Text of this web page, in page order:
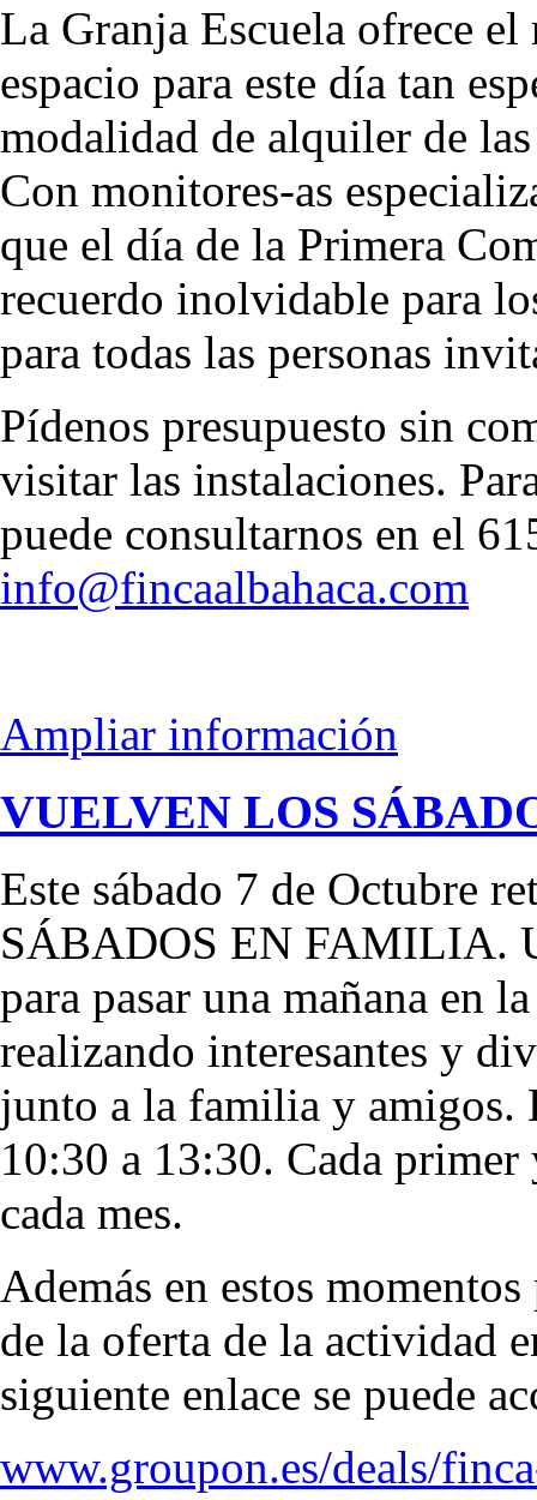
La Granja Escuela ofrece el
espacio para este día tan
modalidad de alquiler de
Con monitores-as
que el día de la Primera
recuerdo inolvidable para
para todas las personas
Pídenos presupuesto sin
visitar las instalaciones.
puede consultarnos en el
info@fincaalbahaca.com
Ampliar información
VUELVEN LOS
Este sábado 7 de Octubre
SÁBADOS EN FAMILIA.
para pasar una mañana en
realizando interesantes y
junto a la familia y amigos.
10:30 a 13:30. Cada primer
cada mes.
Además en estos
de la oferta de la actividad
siguiente enlace se puede
www.groupon.es/deals/